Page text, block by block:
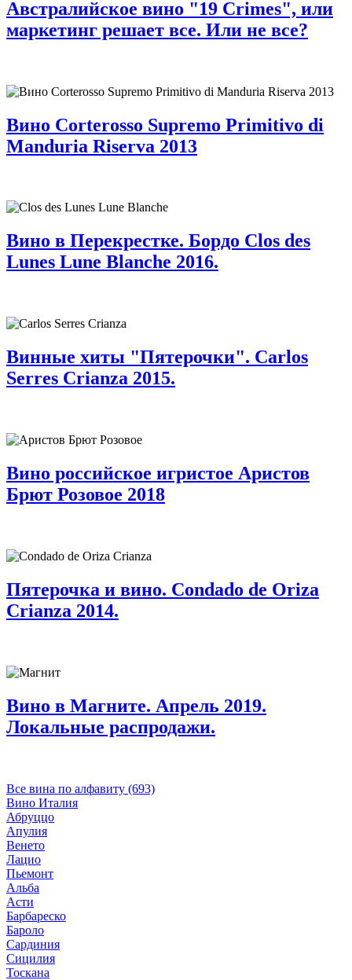
Австралийское вино "19 Crimes", или
маркетинг решает все. Или не все?
Вино Corterosso Supremo Primitivo di
Manduria Riserva 2013
Вино в Перекрестке. Бордо Clos des
Lunes Lune Blanche 2016.
Винные хиты "Пятерочки". Carlos
Serres Crianza 2015.
Вино российское игристое Аристов
Брют Розовое 2018
Пятерочка и вино. Condado de Oriza
Crianza 2014.
Вино в Магните. Апрель 2019.
Локальные распродажи.
Все вина по алфавиту (693)
Вино Италия
Абруццо
Апулия
Венето
Лацио
Пьемонт
Альба
Асти
Барбареско
Бароло
Сардиния
Сицилия
Тоскана